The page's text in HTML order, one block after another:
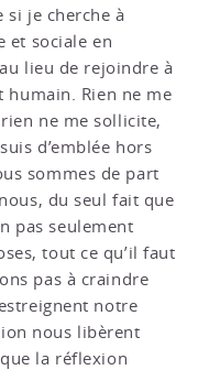
je cherche à
et sociale en
lieu de rejoindre à
Rien ne me
ne me sollicite,
d’emblée hors
sommes de part
du seul fait que
pas seulement
tout ce qu’il faut
pas à craindre
notre
nous libèrent
la réflexion